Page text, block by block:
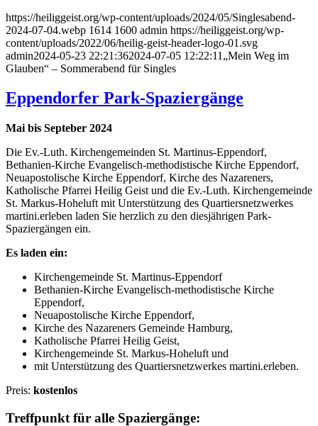
https://heiliggeist.org/wp-content/uploads/2024/05/Singlesabend-
2024-07-04.webp 1614 1600 admin https://heiliggeist.org/wp-
content/uploads/2022/06/heilig-geist-header-logo-01.svg
admin2024-05-23 22:21:362024-07-05 12:22:11 „Mein Weg im
Glauben“ – Sommerabend für Singles
Eppendorfer Park-Spaziergänge
Mai bis Septeber 2024
Die Ev.-Luth. Kirchengemeinden St. Martinus-Eppendorf,
Bethanien-Kirche Evangelisch-methodistische Kirche Eppendorf,
Neuapostolische Kirche Eppendorf, Kirche des Nazareners,
Katholische Pfarrei Heilig Geist und die Ev.-Luth. Kirchengemeinde
St. Markus-Hoheluft mit Unterstützung des Quartiersnetzwerkes
martini.erleben laden Sie herzlich zu den diesjährigen Park-
Spaziergängen ein.
Es laden ein:
Kirchengemeinde St. Martinus-Eppendorf
Bethanien-Kirche Evangelisch-methodistische Kirche
Eppendorf,
Neuapostolische Kirche Eppendorf,
Kirche des Nazareners Gemeinde Hamburg,
Katholische Pfarrei Heilig Geist,
Kirchengemeinde St. Markus-Hoheluft und
mit Unterstützung des Quartiersnetzwerkes martini.erleben.
Preis: kostenlos
Treffpunkt für alle Spaziergänge: